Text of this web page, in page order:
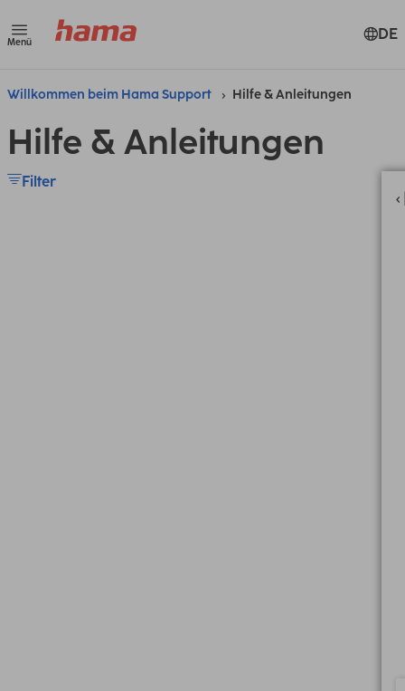
Menü DE
Willkommen beim Hama Support Hilfe & Anleitungen
Hilfe & Anleitungen
Filter